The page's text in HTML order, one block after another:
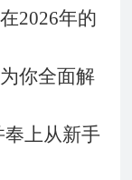
2026年的
你全面解
上从新手